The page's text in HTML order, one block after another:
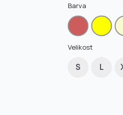
Barva
Velikost
S L